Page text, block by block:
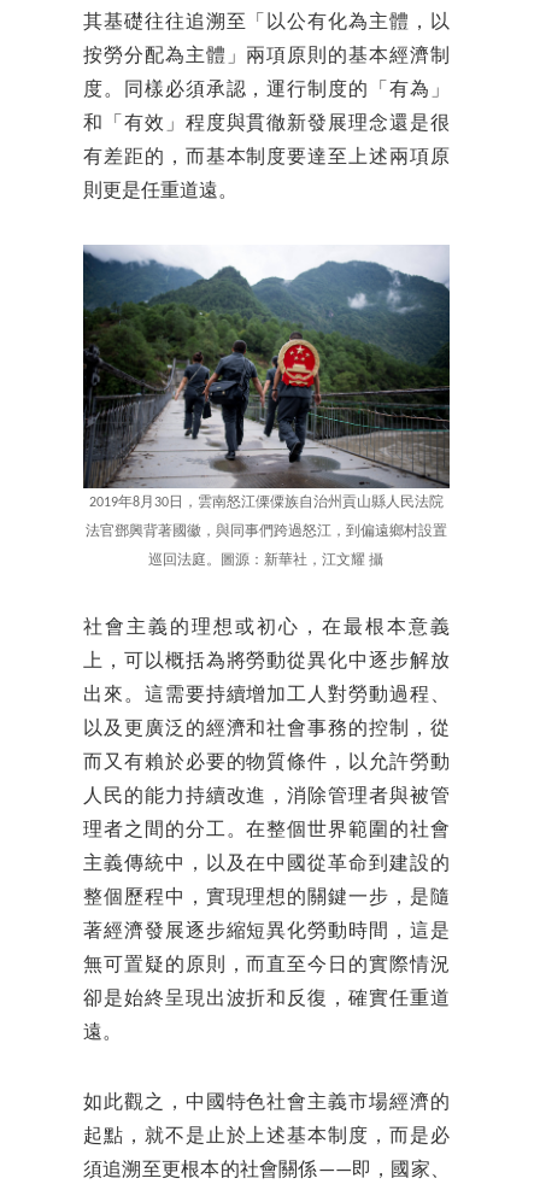
其基礎往往追溯至「以公有化為主體，以
按勞分配為主體」兩項原則的基本經濟制
度。同樣必須承認，運行制度的「有為」
和「有效」程度與貫徹新發展理念還是很
有差距的，而基本制度要達至上述兩項原
則更是任重道遠。
2019年8月30日，雲南怒江傈僳族自治州貢山縣人民法院
法官鄧興背著國徽，與同事們跨過怒江，到偏遠鄉村設置
巡回法庭。圖源：新華社，江文耀 攝
社會主義的理想或初心，在最根本意義
上，可以概括為將勞動從異化中逐步解放
出來。這需要持續增加工人對勞動過程、
以及更廣泛的經濟和社會事務的控制，從
而又有賴於必要的物質條件，以允許勞動
人民的能力持續改進，消除管理者與被管
理者之間的分工。在整個世界範圍的社會
主義傳統中，以及在中國從革命到建設的
整個歷程中，實現理想的關鍵一步，是隨
著經濟發展逐步縮短異化勞動時間，這是
無可置疑的原則，而直至今日的實際情況
卻是始終呈現出波折和反復，確實任重道
遠。
如此觀之，中國特色社會主義市場經濟的
起點，就不是止於上述基本制度，而是必
須追溯至更根本的社會關係——即，國家、